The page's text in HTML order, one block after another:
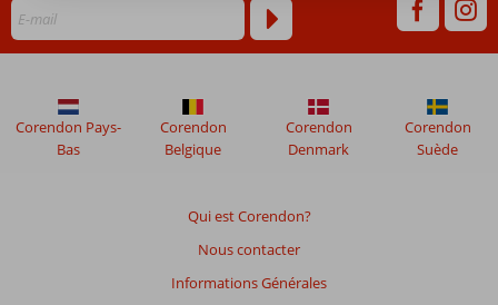
Qui est Corendon?
Nous contacter
Informations Générales
Corendon Pays-
Bas
Corendon
Belgique
Corendon
Denmark
Corendon
Suède